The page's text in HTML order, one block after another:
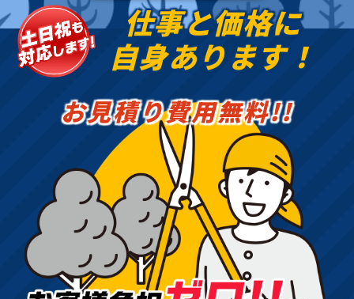
仕事と価格に
自身あります！
お見積り費用無料!!